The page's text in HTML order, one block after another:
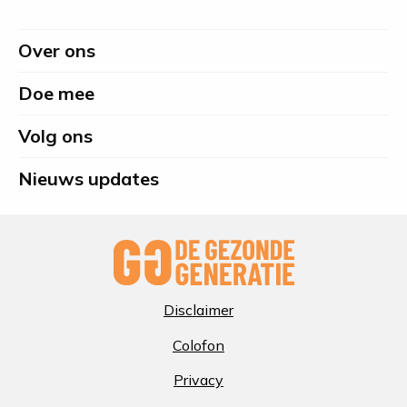
SiteOver ons
Doe mee
Volg ons
Nieuws updates
Disclaimer
Colofon
Privacy